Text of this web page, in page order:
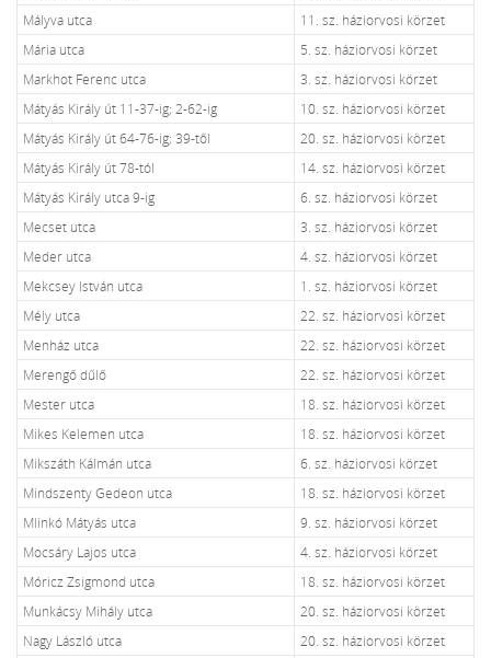
Mályva utca
11. sz. háziorvosi körzet
Mária utca
5. sz. háziorvosi körzet
Markhot Ferenc utca
3. sz. háziorvosi körzet
Mátyás Király út 11-37-ig; 2-62-ig
10. sz. háziorvosi körzet
Mátyás Király út 64-76-ig; 39-től
20. sz. háziorvosi körzet
Mátyás Király út 78-tól
14. sz. háziorvosi körzet
Mátyás Király utca 9-ig
6. sz. háziorvosi körzet
Mecset utca
3. sz. háziorvosi körzet
Meder utca
4. sz. háziorvosi körzet
Mekcsey István utca
1. sz. háziorvosi körzet
Mély utca
22. sz. háziorvosi körzet
Menház utca
22. sz. háziorvosi körzet
Merengő dűlő
22. sz. háziorvosi körzet
Mester utca
18. sz. háziorvosi körzet
Mikes Kelemen utca
18. sz. háziorvosi körzet
Mikszáth Kálmán utca
6. sz. háziorvosi körzet
Mindszenty Gedeon utca
18. sz. háziorvosi körzet
Mlinkó Mátyás utca
9. sz. háziorvosi körzet
Mocsáry Lajos utca
4. sz. háziorvosi körzet
Móricz Zsigmond utca
18. sz. háziorvosi körzet
Munkácsy Mihály utca
20. sz. háziorvosi körzet
Nagy László utca
20. sz. háziorvosi körzet